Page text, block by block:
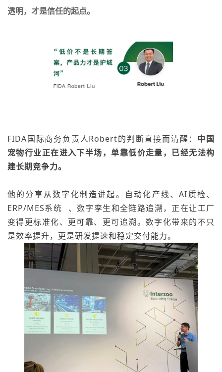
透明，才是信任的起点。
FIDA国际商务负责人Robert的判断直接而清醒： 中国
宠物行业正在进入下半场，单靠低价走量，已经无法构
建长期竞争力。
他的分享从数字化制造讲起。自动化产线、AI质检、
ERP/MES系统
、数字孪生和全链路追溯，正在让工厂
变得更标准化、更可靠、更可追溯。数字化带来的不只
是效率提升，更是研发提速和稳定交付能力。